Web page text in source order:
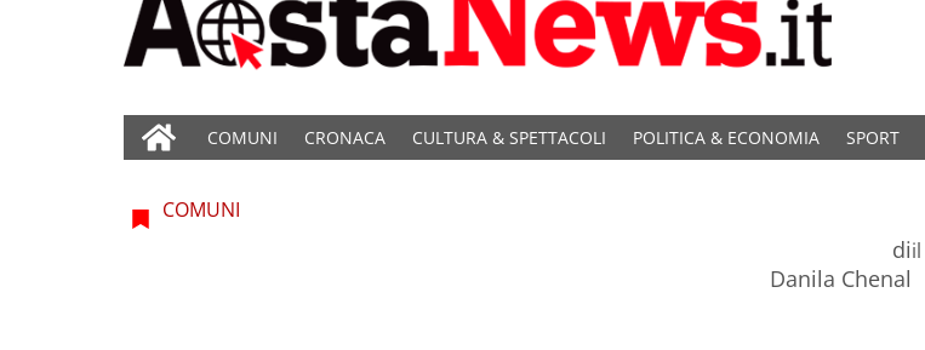
COMUNI CRONACA CULTURA & SPETTACOLI POLITICA & ECONOMIA SPORT
COMUNI
di
Danila Chenal
il